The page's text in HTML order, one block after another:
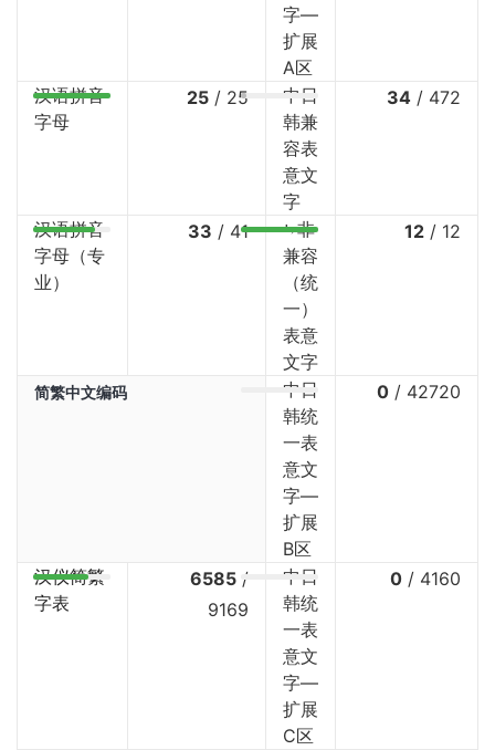
字—
扩展
A区
汉语拼音
字母
25 / 25
中日
韩兼
容表
意文
字
34 / 472
汉语拼音
字母（专
业）
33 / 41
⤷非
兼容
（统
一）
表意
文字
12 / 12
简繁中文编码
中日
韩统
一表
意文
字—
扩展
B区
0 / 42720
汉仪简繁
字表
6585 /
9169
中日
韩统
一表
意文
字—
扩展
C区
0 / 4160